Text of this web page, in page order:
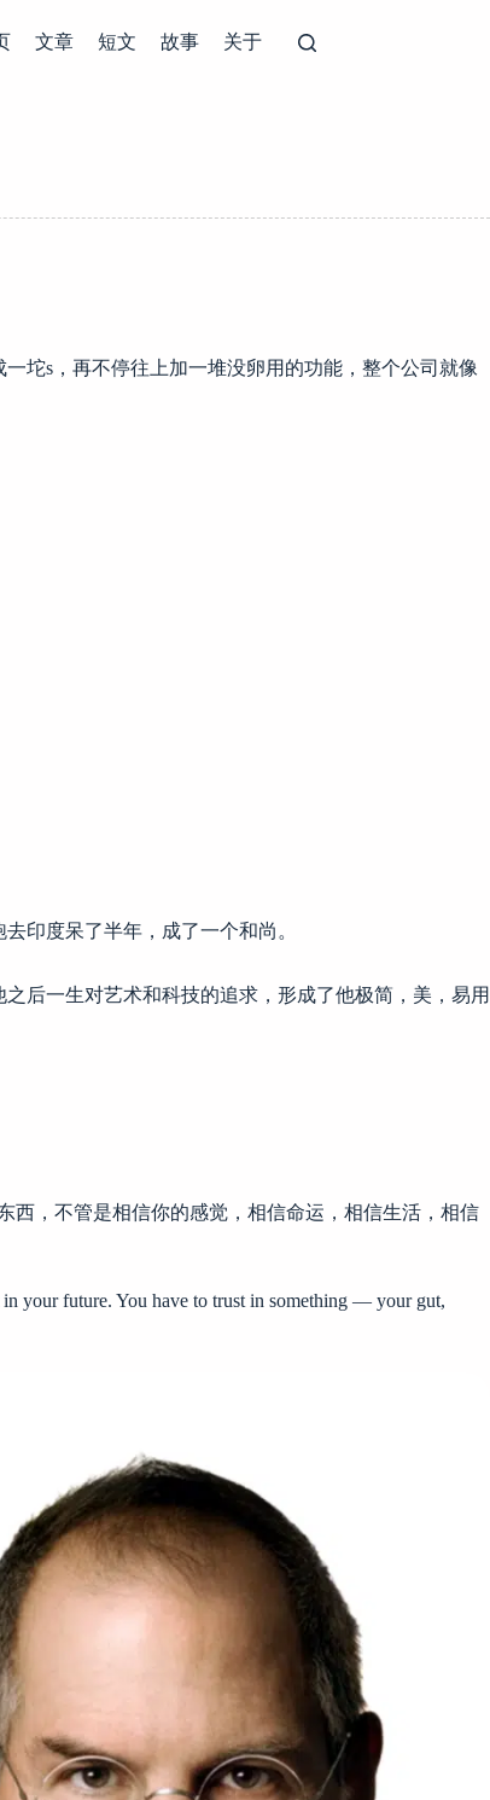
文章 短文 故事 关于
坨s，再不停往上加一堆没卵用的功能，整个公司就像
印度呆了半年，成了一个和尚。
后一生对艺术和科技的追求，形成了他极简，美，易用
西，不管是相信你的感觉，相信命运，相信生活，相信
your future. You have to trust in something — your gut,